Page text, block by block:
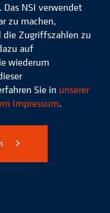
Das
NSI
auf
Instagram
Das
Xing
Impressum
Das NSI verwendet
zu machen,
Zugriffszahlen zu
auf
wiederum
Sie in unserer
Impressum.